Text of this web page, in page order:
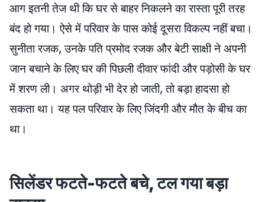
आग इतनी तेज थी कि घर से बाहर निकलने का रास्ता पूरी तरह
बंद हो गया। ऐसे में परिवार के पास कोई दूसरा विकल्प नहीं बचा।
सुनीता रजक, उनके पति प्रमोद रजक और बेटी साक्षी ने अपनी
जान बचाने के लिए घर की पिछली दीवार फांदी और पड़ोसी के घर
में शरण ली। अगर थोड़ी भी देर हो जाती, तो बड़ा हादसा हो
सकता था। यह पल परिवार के लिए जिंदगी और मौत के बीच का
था।
सिलेंडर फटते-फटते बचे, टल गया बड़ा